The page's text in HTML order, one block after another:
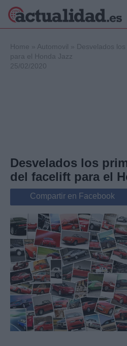
Internacional
Viajes
Home » Automovil » Desvelados
para el Honda Jazz
25/02/2020
Desvelados los
del facelift para el
Compartir en Facebook